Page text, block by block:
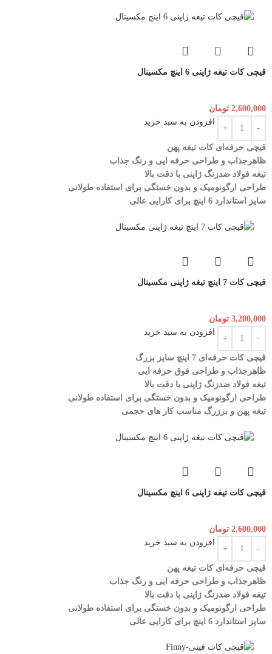
قیچی کات تیغه ژاپنی 6 اینچ مکسینال
2,600,000 تومان
افزودن به سبد خرید
قیچی حرفه‌ای کات تیغه پهن
ظاهرجذاب و طراحی حرفه ایی و رنگ جذاب
تیغه فولاد ضدزنگ ژاپنی با دقت بالا
طراحی ارگونومیک و بدون خستگی برای استفاده طولانی
سایز استاندارد 6 اینچ برای کارایی عالی
قیچی کات 7 اینچ تیغه ژاپنی مکسینال
3,200,000 تومان
افزودن به سبد خرید
قیچی کات حرفه‌ای 7 اینچ سایز بزرگ
ظاهرجذاب و طراحی فوق حرفه ایی
تیغه فولاد ضدزنگ ژاپنی با دقت بالا
طراحی ارگونومیک و بدون خستگی برای استفاده طولانی
تیغه پهن و برزرگ مناسب کار های حجمی
قیچی کات تیغه ژاپنی 6 اینچ مکسینال
2,600,000 تومان
افزودن به سبد خرید
قیچی حرفه‌ای کات تیغه پهن
ظاهرجذاب و طراحی حرفه ایی و رنگ جذاب
تیغه فولاد ضدزنگ ژاپنی با دقت بالا
طراحی ارگونومیک و بدون خستگی برای استفاده طولانی
سایز استاندارد 6 اینچ برای کارایی عالی